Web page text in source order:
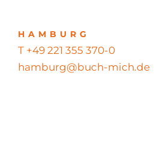
HAMBURG
T +49 221 355 370-0
hamburg@buch-mich.de